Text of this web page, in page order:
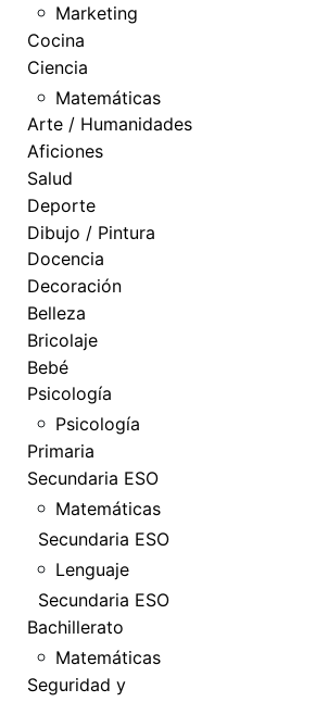
Marketing
Cocina
Ciencia
Matemáticas
Arte / Humanidades
Aficiones
Salud
Deporte
Dibujo / Pintura
Docencia
Decoración
Belleza
Bricolaje
Bebé
Psicología
Psicología
Primaria
Secundaria ESO
Matemáticas
Secundaria ESO
Lenguaje
Secundaria ESO
Bachillerato
Matemáticas
Seguridad y